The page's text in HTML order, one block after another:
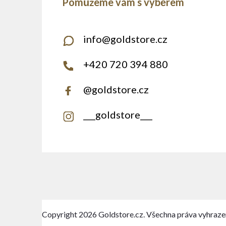
info@goldstore.cz
+420 720 394 880
@goldstore.cz
___goldstore___
Copyright 2026Goldstore.cz . Všechna práva